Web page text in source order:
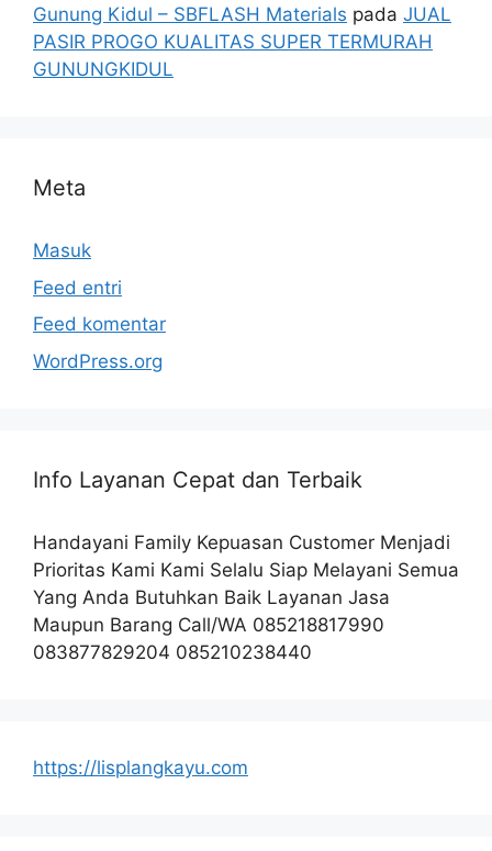
Gunung Kidul – SBFLASH Materials pada JUAL
PASIR PROGO KUALITAS SUPER TERMURAH
GUNUNGKIDUL
Meta
Masuk
Feed entri
Feed komentar
WordPress.org
Info Layanan Cepat dan Terbaik
Handayani Family Kepuasan Customer Menjadi
Prioritas Kami Kami Selalu Siap Melayani Semua
Yang Anda Butuhkan Baik Layanan Jasa
Maupun Barang Call/WA 085218817990
083877829204 085210238440
https://lisplangkayu.com